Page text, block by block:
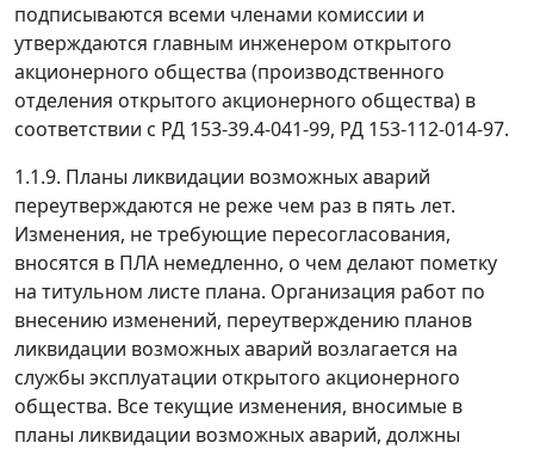
подписываются всеми членами комиссии и
утверждаются главным инженером открытого
акционерного общества (производственного
отделения открытого акционерного общества) в
соответствии с РД 153-39.4-041-99, РД 153-112-014-97.
1.1.9. Планы ликвидации возможных аварий
переутверждаются не реже чем раз в пять лет.
Изменения, не требующие пересогласования,
вносятся в ПЛА немедленно, о чем делают пометку
на титульном листе плана. Организация работ по
внесению изменений, переутверждению планов
ликвидации возможных аварий возлагается на
службы эксплуатации открытого акционерного
общества. Все текущие изменения, вносимые в
планы ликвидации возможных аварий, должны